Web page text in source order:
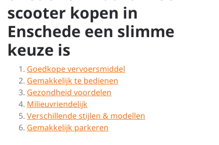
scooter kopen in
Enschede een slimme
keuze is
Goedkope vervoersmiddel
Gemakkelijk te bedienen
Gezondheid voordelen
Milieuvriendelijk
Verschillende stijlen & modellen
Gemakkelijk parkeren